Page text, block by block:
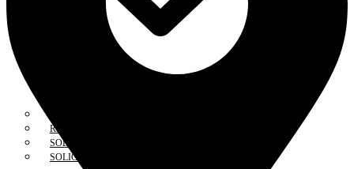
RECADASTRAMENTO
SOLICITAR CARTEIRA
SOLICITAR NOVO REGISTRO